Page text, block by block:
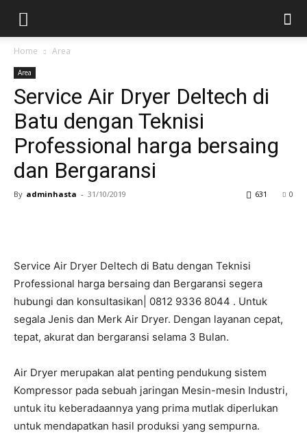
Home Area
Area
Service Air Dryer Deltech di
Batu dengan Teknisi
Professional harga bersaing
dan Bergaransi
By adminhasta - 31/10/2019 0
631
Service Air Dryer Deltech di Batu dengan Teknisi
Professional harga bersaing dan Bergaransi segera
hubungi dan konsultasikan| 0812 9336 8044 . Untuk
segala Jenis dan Merk Air Dryer. Dengan layanan cepat,
tepat, akurat dan bergaransi selama 3 Bulan.
Air Dryer merupakan alat penting pendukung sistem
Kompressor pada sebuah jaringan Mesin-mesin Industri,
untuk itu keberadaannya yang prima mutlak diperlukan
untuk mendapatkan hasil produksi yang sempurna.